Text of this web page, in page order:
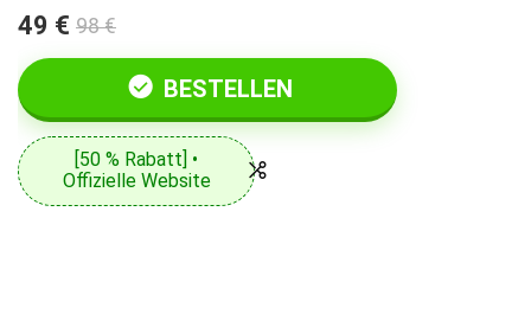
49 € 98 €
BESTELLEN
[50 % Rabatt] •
Offizielle Website